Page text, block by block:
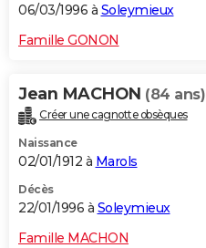
06/03/1996 à Soleymieux
Famille GONON
Jean MACHON (84 ans)
Créer une cagnotte obsèques
Naissance
02/01/1912 à Marols
Décès
22/01/1996 à Soleymieux
Famille MACHON